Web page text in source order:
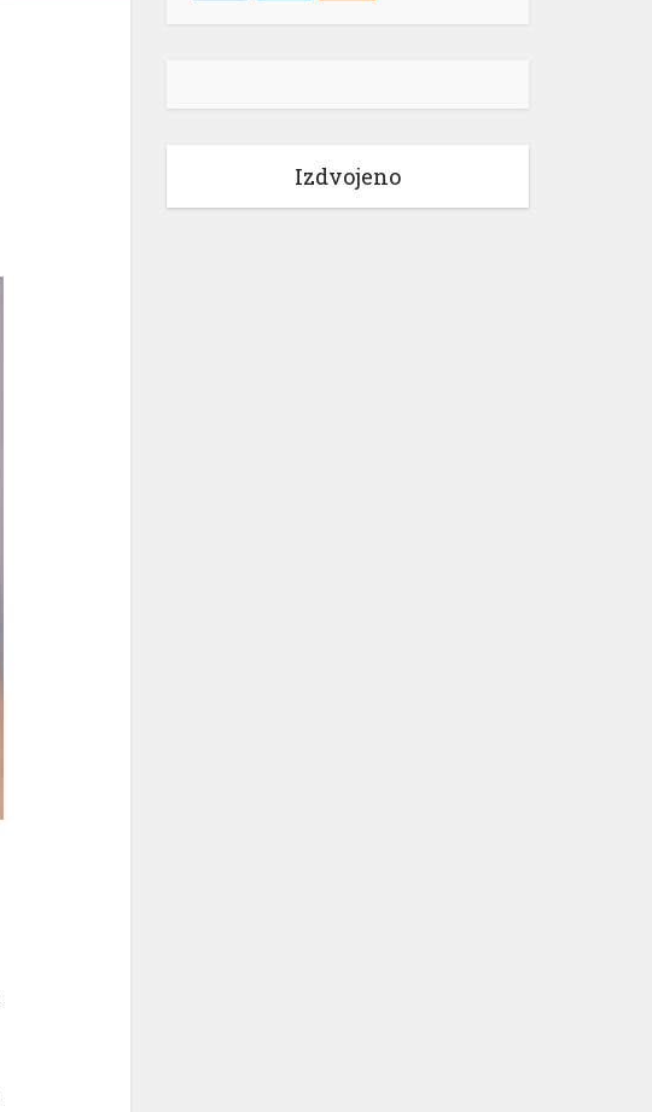
Izdvojeno